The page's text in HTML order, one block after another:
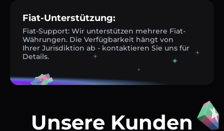
Fiat-Unterstützung:
Fiat-Support: Wir unterstützen mehrere Fiat-
Währungen. Die Verfügbarkeit hängt von
Ihrer Jurisdiktion ab - kontaktieren Sie uns für
Details.
Unsere Kunden